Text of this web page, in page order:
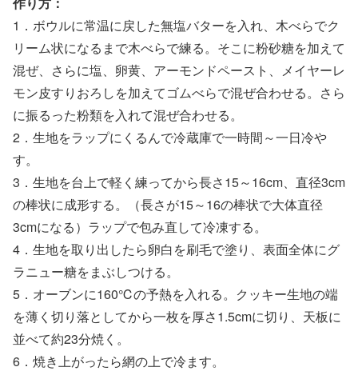
1．ボウルに常温に戻した無塩バターを入れ、木べらでク
リーム状になるまで木べらで練る。そこに粉砂糖を加えて
混ぜ、さらに塩、卵黄、アーモンドペースト、メイヤーレ
モン皮すりおろしを加えてゴムべらで混ぜ合わせる。さら
に振るった粉類を入れて混ぜ合わせる。
2．生地をラップにくるんで冷蔵庫で一時間～一日冷や
す。
3．生地を台上で軽く練ってから長さ15～16cm、直径3cm
の棒状に成形する。（長さが15～16の棒状で大体直径
3cmになる）ラップで包み直して冷凍する。
4．生地を取り出したら卵白を刷毛で塗り、表面全体にグ
ラニュー糖をまぶしつける。
5．オーブンに160℃の予熱を入れる。クッキー生地の端
を薄く切り落としてから一枚を厚さ1.5cmに切り、天板に
並べて約23分焼く。
6．焼き上がったら網の上で冷ます。